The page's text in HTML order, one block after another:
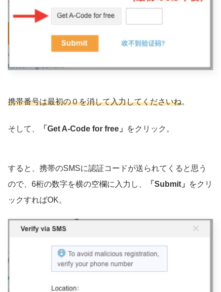
携帯番号は最初の０を消して入力してくださいね。
そして、 「Get A-Code for free」 をクリック。
すると、携帯のSMSに認証コードが送られてくると思う
ので、6桁の数字を横の空欄に入力し、
「Submit」
をクリ
ックすればOK。